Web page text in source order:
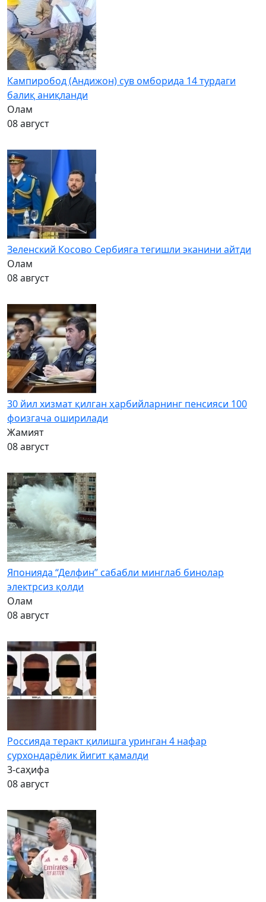
Кампиробод (Андижон) сув омборида 14 турдаги
балиқ аниқланди
Олам
08 август
Зеленский Косово Сербияга тегишли эканини айтди
Олам
08 август
30 йил хизмат қилган ҳарбийларнинг пенсияси 100
фоизгача оширилади
Жамият
08 август
Японияда “Делфин” сабабли минглаб бинолар
электрсиз қолди
Олам
08 август
Россияда теракт қилишга уринган 4 нафар
сурхондарёлик йигит қамалди
3-саҳифа
08 август